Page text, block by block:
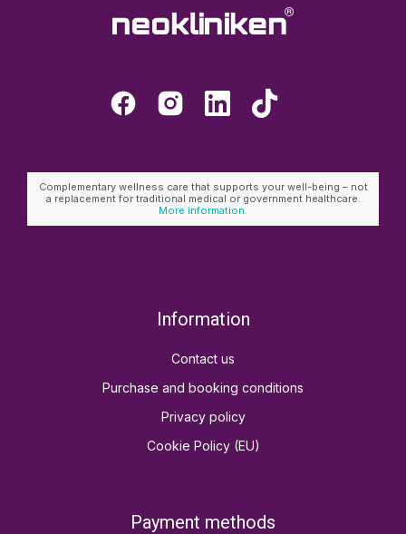
Complementary wellness care that supports your well-being – not
a replacement for traditional medical or government healthcare.
More information.
Information
Contact us
Purchase and booking conditions
Privacy policy
Cookie Policy (EU)
Payment methods